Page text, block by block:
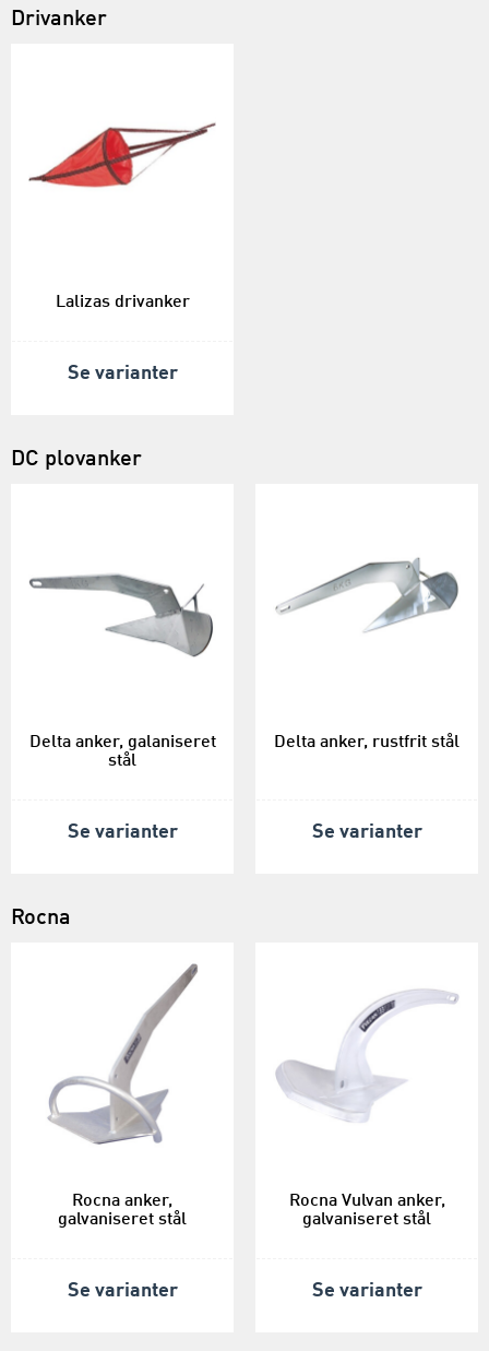
Drivanker
Lalizas drivanker
Se varianter
DC plovanker
Delta anker, galaniseret
stål
Se varianter
Delta anker, rustfrit stål
Se varianter
Rocna
Rocna anker,
galvaniseret stål
Se varianter
Rocna Vulvan anker,
galvaniseret stål
Se varianter